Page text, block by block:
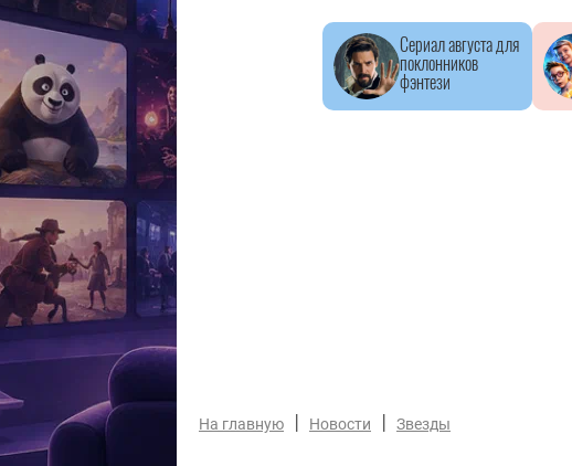
Сериал августа для
поклонников
фэнтези
На главную | Новости | Звезды